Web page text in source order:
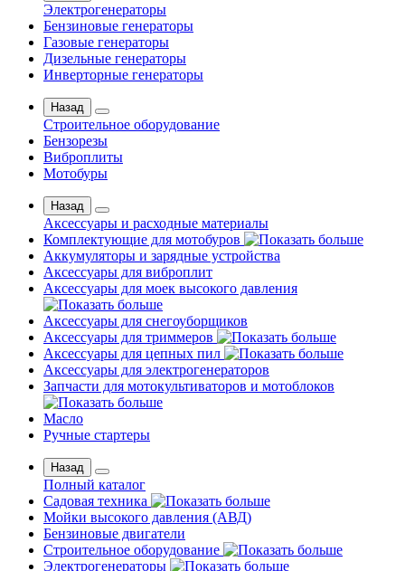
Электрогенераторы
Бензиновые генераторы
Газовые генераторы
Дизельные генераторы
Инверторные генераторы
Назад
Строительное оборудование
Бензорезы
Виброплиты
Мотобуры
Назад
Аксессуары и расходные материалы
Комплектующие для мотобуров
Аккумуляторы и зарядные устройства
Аксессуары для виброплит
Аксессуары для моек высокого давления
Аксессуары для снегоуборщиков
Аксессуары для триммеров
Аксессуары для цепных пил
Аксессуары для электрогенераторов
Запчасти для мотокультиваторов и мотоблоков
Масло
Ручные стартеры
Назад
Полный каталог
Садовая техника
Мойки высокого давления (АВД)
Бензиновые двигатели
Строительное оборудование
Электрогенераторы